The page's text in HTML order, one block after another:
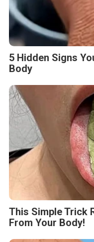
5 Hidden Signs
Body
This Simple Trick
From Your Body!